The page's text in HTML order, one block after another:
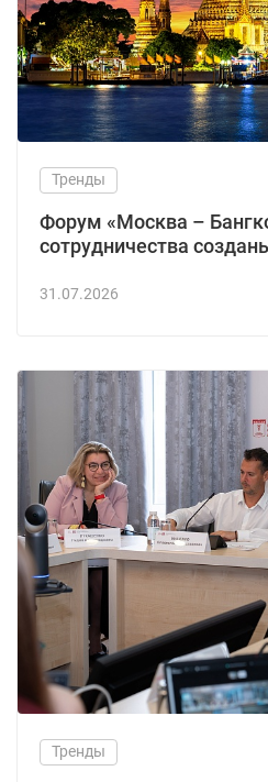
Тренды
Форум «Москва –
сотрудничества
31.07.2026
Тренды